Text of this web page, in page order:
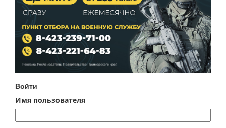
Войти
Имя пользователя